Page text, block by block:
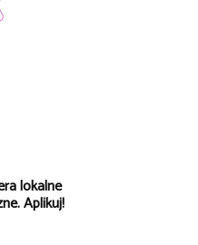
lokalne
Aplikuj!